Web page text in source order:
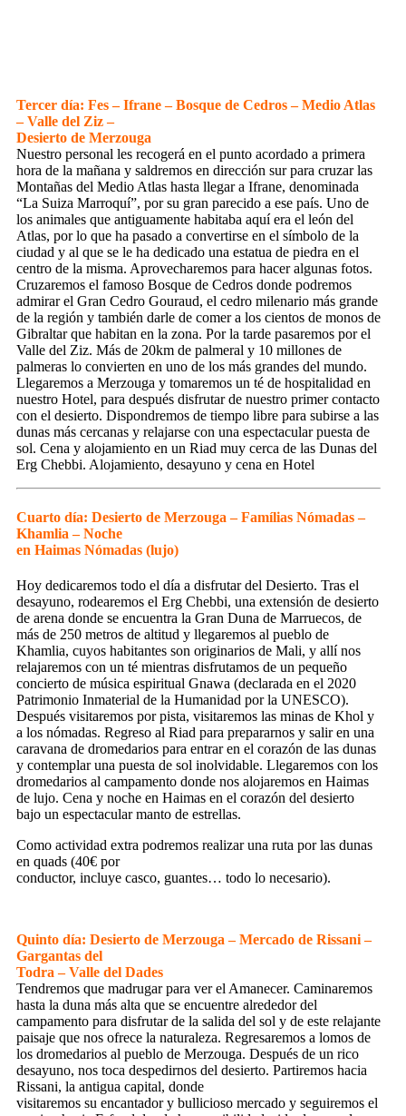
Tercer día: Fes – Ifrane – Bosque de Cedros – Medio Atlas
– Valle del Ziz –
Desierto de Merzouga
Nuestro personal les recogerá en el punto acordado a primera
hora de la mañana y saldremos en dirección sur para cruzar las
Montañas del Medio Atlas hasta llegar a Ifrane, denominada
“La Suiza Marroquí”, por su gran parecido a ese país. Uno de
los animales que antiguamente habitaba aquí era el león del
Atlas, por lo que ha pasado a convertirse en el símbolo de la
ciudad y al que se le ha dedicado una estatua de piedra en el
centro de la misma. Aprovecharemos para hacer algunas fotos.
Cruzaremos el famoso Bosque de Cedros donde podremos
admirar el Gran Cedro Gouraud, el cedro milenario más grande
de la región y también darle de comer a los cientos de monos de
Gibraltar que habitan en la zona. Por la tarde pasaremos por el
Valle del Ziz. Más de 20km de palmeral y 10 millones de
palmeras lo convierten en uno de los más grandes del mundo.
Llegaremos a Merzouga y tomaremos un té de hospitalidad en
nuestro Hotel, para después disfrutar de nuestro primer contacto
con el desierto. Dispondremos de tiempo libre para subirse a las
dunas más cercanas y relajarse con una espectacular puesta de
sol. Cena y alojamiento en un Riad muy cerca de las Dunas del
Erg Chebbi. Alojamiento, desayuno y cena en Hotel
Cuarto día: Desierto de Merzouga – Famílias Nómadas –
Khamlia – Noche
en Haimas Nómadas (lujo)
Hoy dedicaremos todo el día a disfrutar del Desierto. Tras el
desayuno, rodearemos el Erg Chebbi, una extensión de desierto
de arena donde se encuentra la Gran Duna de Marruecos, de
más de 250 metros de altitud y llegaremos al pueblo de
Khamlia, cuyos habitantes son originarios de Mali, y allí nos
relajaremos con un té mientras disfrutamos de un pequeño
concierto de música espiritual Gnawa (declarada en el 2020
Patrimonio Inmaterial de la Humanidad por la UNESCO).
Después visitaremos por pista, visitaremos las minas de Khol y
a los nómadas. Regreso al Riad para prepararnos y salir en una
caravana de dromedarios para entrar en el corazón de las dunas
y contemplar una puesta de sol inolvidable. Llegaremos con los
dromedarios al campamento donde nos alojaremos en Haimas
de lujo. Cena y noche en Haimas en el corazón del desierto
bajo un espectacular manto de estrellas.
Como actividad extra podremos realizar una ruta por las dunas
en quads (40€ por
conductor, incluye casco, guantes… todo lo necesario).
Quinto día: Desierto de Merzouga – Mercado de Rissani –
Gargantas del
Todra – Valle del Dades
Tendremos que madrugar para ver el Amanecer. Caminaremos
hasta la duna más alta que se encuentre alrededor del
campamento para disfrutar de la salida del sol y de este relajante
paisaje que nos ofrece la naturaleza. Regresaremos a lomos de
los dromedarios al pueblo de Merzouga. Después de un rico
desayuno, nos toca despedirnos del desierto. Partiremos hacia
Rissani, la antigua capital, donde
visitaremos su encantador y bullicioso mercado y seguiremos el